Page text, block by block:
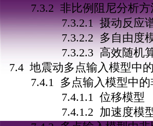
7.3.2 非比例阻尼分析方
7.3.2.1 摄动反应谱
7.3.2.2 多自由度模
7.3.2.3 高效随机
7.4 地震动多点输入模型中
7.4.1 多点输入模型中的
7.4.1.1 位移模型
7.4.1.2 加速度模